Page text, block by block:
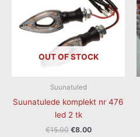
OUT OF STOCK
Suunatuled
Suunatulede komplekt nr 476
led 2 tk
€15.00 €8.00